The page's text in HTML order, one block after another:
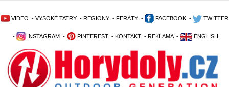
VIDEO - VYSOKÉ TATRY - REGIONY - FERÁTY - FACEBOOK - TWITTER
- INSTAGRAM - PINTEREST - KONTAKT - REKLAMA - ENGLISH